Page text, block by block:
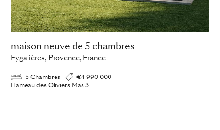
maison neuve de 5 chambres
Eygalières, Provence, France
5 Chambres
€4 990 000
Hameau des Oliviers Mas 3